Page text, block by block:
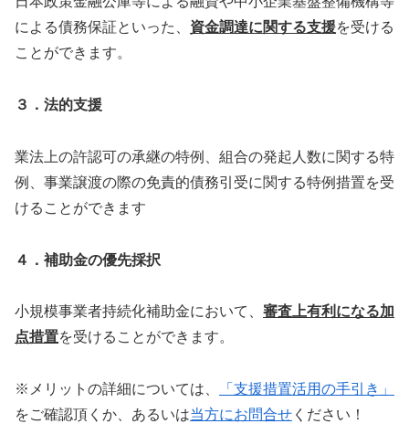
による債務保証といった、 資金調達に関する支援を受ける
ことができます。
３．法的支援
業法上の許認可の承継の特例、組合の発起人数に関する特
例、事業譲渡の際の免責的債務引受に関する特例措置を受
けることができます
４．補助金の優先採択
小規模事業者持続化補助金において、 審査上有利になる加
点措置を受けることができます。
※メリットの詳細については、
「支援措置活用の手引き」
をご確認頂くか、あるいは当方にお問合せ ください！